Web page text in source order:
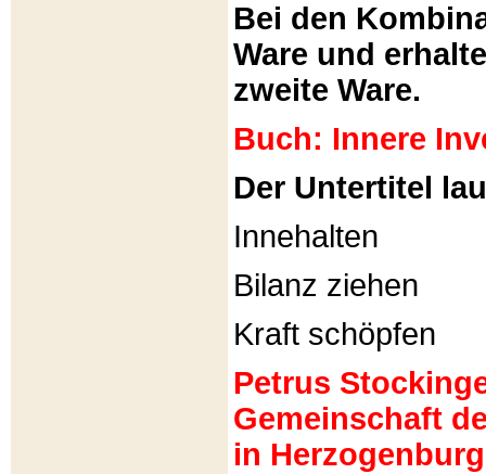
Bei den
Ware und
zweite Ware.
Buch: Innere
Der Untertitel
Innehalten
Bilanz ziehen
Kraft schöpfen
Petrus
Gemeinschaft
in